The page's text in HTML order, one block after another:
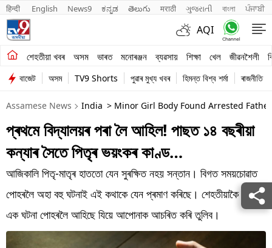
हिन्दी English News9 ಕನ್ನಡ తెలుగు मराठी ગુજરાતી বাংলা ਪੰਜਾਬੀ
AQI
শেহতীয়া খবৰ অসম ভাৰত মনোৰঞ্জন ব্যৱসায় শিক্ষা খেল জীৱনশৈলী
শেহতীয়া খবৰ
অসম
ভাৰত
মনোৰঞ্জন
ব্যৱসায়
শিক্ষা
খেল
বাজেট অসম TV9 Shorts পুৱাৰ মুখ্য খবৰ হিমন্ত বিশ্ব শৰ্মা ৰাজনীতি
Assamese News India > Minor Girl Body Found Arrested
প্ৰথমে বিদ্যালয়ৰ পৰা লৈ আহিল! পাছত ১৪ বছৰীয়া
কন্যাৰ সৈতে পিতৃৰ ভয়ংকৰ কাণ্ড…
আজিকালি পিতৃ-মাতৃৰ হাততো যেন সুৰক্ষিত নহয় সন্তান। বিগত সময়চোৱাত
পোহৰলৈ অহা বহু ঘটনাই এই কথাকে যেন প্ৰমাণ কৰিছে। শেহতীয়াকৈ এনে
এক ঘটনা পোহৰলৈ আহিছে যিয়ে আপোনাক আচৰিত কৰি তুলিব।